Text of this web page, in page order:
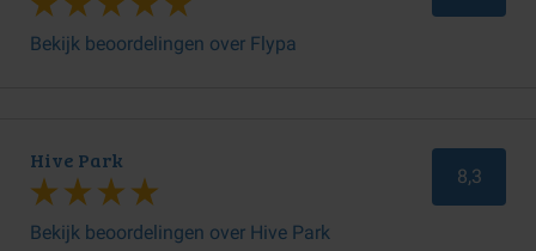
Bekijk beoordelingen over Flypa
Hive Park
Bekijk beoordelingen over Hive Park
8,3